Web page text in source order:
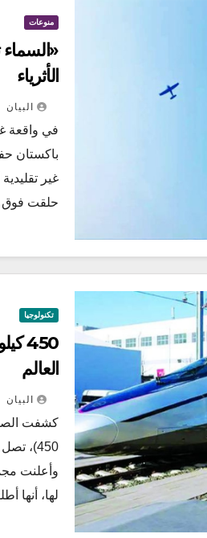
منوعات
الأثرياء
البيان
في واقعة
باكستان
غير
حلقت
تكنولوجيا
العالم
البيان
كشفت
وأعلنت
لها، أنها